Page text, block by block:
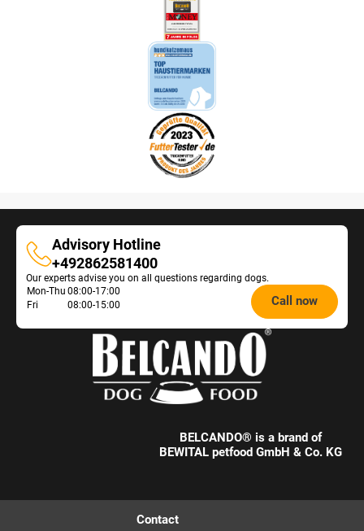
Advisory Hotline
Advisory
Hotline
+492862581400
Our experts advise you on all questions regarding dogs.
Opening
hours
Mon-Thu 08:00-17:00
Fri
08:00-15:00 Call now
BELCANDO® is a brand of
BEWITAL petfood GmbH & Co. KG
Contact